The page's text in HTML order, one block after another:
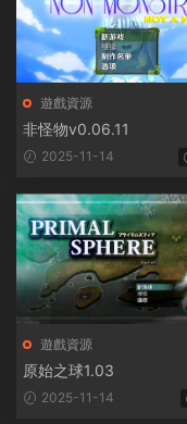
遊戲資源
非怪物v0.06.11
2025-11-14
遊戲資源
原始之球1.03
2025-11-14